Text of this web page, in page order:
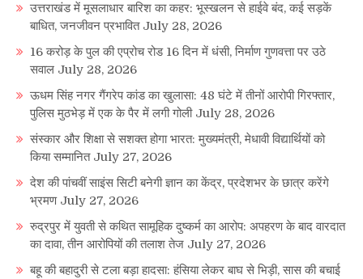
उत्तराखंड में मूसलाधार बारिश का कहर: भूस्खलन से हाईवे बंद, कई सड़कें
बाधित, जनजीवन प्रभावित July 28, 2026
16 करोड़ के पुल की एप्रोच रोड 16 दिन में धंसी, निर्माण गुणवत्ता पर उठे
सवाल July 28, 2026
ऊधम सिंह नगर गैंगरेप कांड का खुलासा: 48 घंटे में तीनों आरोपी गिरफ्तार,
पुलिस मुठभेड़ में एक के पैर में लगी गोली July 28, 2026
संस्कार और शिक्षा से सशक्त होगा भारत: मुख्यमंत्री, मेधावी विद्यार्थियों को
किया सम्मानित July 27, 2026
देश की पांचवीं साइंस सिटी बनेगी ज्ञान का केंद्र, प्रदेशभर के छात्र करेंगे
भ्रमण July 27, 2026
रुद्रपुर में युवती से कथित सामूहिक दुष्कर्म का आरोप: अपहरण के बाद वारदात
का दावा, तीन आरोपियों की तलाश तेज July 27, 2026
बहू की बहादुरी से टला बड़ा हादसा: हंसिया लेकर बाघ से भिड़ी, सास की बचाई